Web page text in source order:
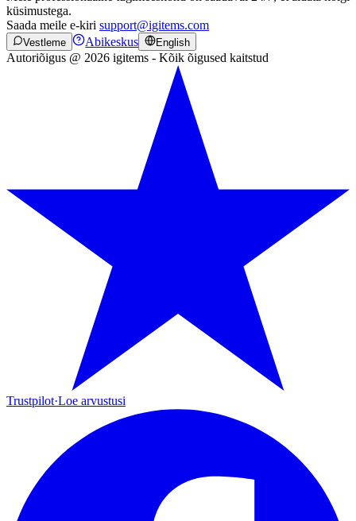
küsimustega.
Saada meile e-kiri support@igitems.com
Vestleme Abikeskus English
Autoriõigus @ 2026 igitems - Kõik õigused kaitstud
Trustpilot·Loe arvustusi